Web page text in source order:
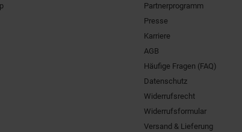
Partnerprogramm
Presse
Karriere
AGB
Häufige Fragen (FAQ)
Datenschutz
Widerrufsrecht
Widerrufsformular
Versand & Lieferung